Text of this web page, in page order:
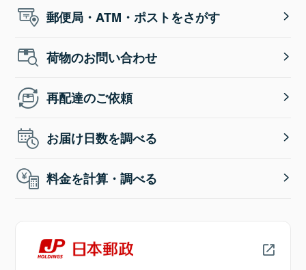
郵便局・ATM・ポストをさがす
荷物のお問い合わせ
再配達のご依頼
お届け日数を調べる
料金を計算・調べる